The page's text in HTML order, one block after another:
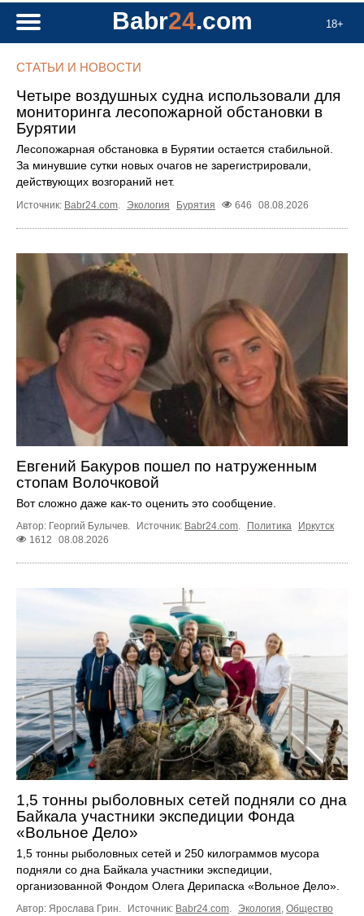
18+
Babr24.com
СТАТЬИ И НОВОСТИ
Четыре воздушных судна использовали для
мониторинга лесопожарной обстановки в
Бурятии
Лесопожарная обстановка в Бурятии остается стабильной.
За минувшие сутки новых очагов не зарегистрировали,
действующих возгораний нет.
Источник: Babr24.com. Экология Бурятия 646 08.08.2026
Евгений Бакуров пошел по натруженным
стопам Волочковой
Вот сложно даже как-то оценить это сообщение.
Автор: Георгий Булычев. Источник: Babr24.com Политика
Иркутск
1612
08.08.2026
1,5 тонны рыболовных сетей подняли со дна
Байкала участники экспедиции Фонда
«Вольное Дело»
1,5 тонны рыболовных сетей и 250 килограммов мусора
подняли со дна Байкала участники экспедиции,
организованной Фондом Олега Дерипаска «Вольное Дело».
Автор: Ярослава Грин. Источник: Babr24.com. Экология, Общество